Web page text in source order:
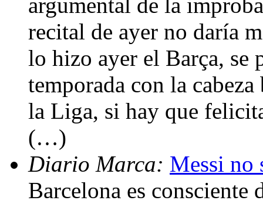
recital de ayer no daría
lo hizo ayer el Barça, se
temporada con la
la Liga, si hay que
(…)
Diario Marca: Messi no
Barcelona es consciente